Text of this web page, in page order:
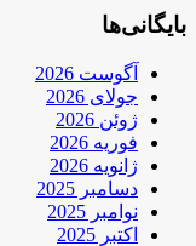
بایگانی‌ها
آگوست 2026
جولای 2026
ژوئن 2026
فوریه 2026
ژانویه 2026
دسامبر 2025
نوامبر 2025
اکتبر 2025